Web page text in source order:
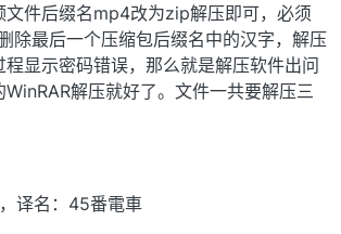
文件后缀名mp4改为zip解压即可，必须
除最后一个压缩包后缀名中的汉字，解压
程显示密码错误，那么就是解压软件出问
解压就好了。文件一共要解压三
译名：45番電車